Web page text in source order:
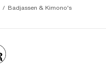
Badjassen & Kimono's